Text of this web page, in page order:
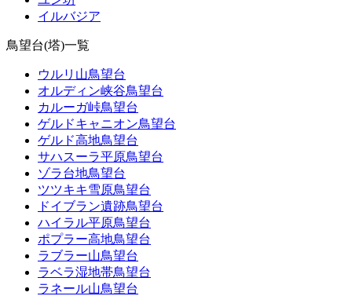
イルバジア
鳥望台(塔)一覧
ウルリ山鳥望台
オルディン峡谷鳥望台
カルーガ峠鳥望台
ゲルドキャニオン鳥望台
ゲルド高地鳥望台
サハスーラ平原鳥望台
ゾラ台地鳥望台
ツツキキ雪原鳥望台
ドイブラン遺跡鳥望台
ハイラル平原鳥望台
ポプラー高地鳥望台
ラブラー山鳥望台
ラベラ湿地帯鳥望台
ラネール山鳥望台